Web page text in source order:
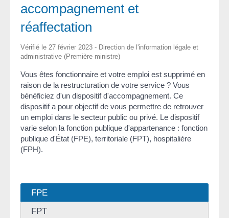
accompagnement et
réaffectation
Vérifié le 27 février 2023 - Direction de l'information légale et
administrative (Première ministre)
Vous êtes fonctionnaire et votre emploi est supprimé en
raison de la restructuration de votre service ? Vous
bénéficiez d'un dispositif d'accompagnement. Ce
dispositif a pour objectif de vous permettre de retrouver
un emploi dans le secteur public ou privé. Le dispositif
varie selon la fonction publique d'appartenance : fonction
publique d'État (FPE), territoriale (FPT), hospitalière
(FPH).
FPE
FPT